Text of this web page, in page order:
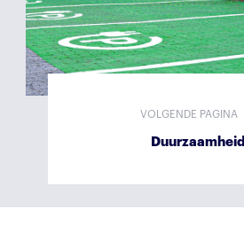
VOLGENDE PAGINA
Duurzaamheid